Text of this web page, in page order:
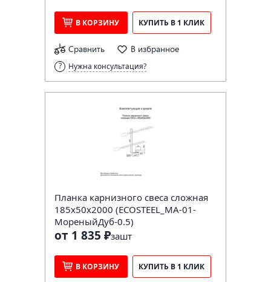
В КОРЗИНУ КУПИТЬ В 1 КЛИК
Сравнить В избранное
Нужна консультация?
Планка карнизного свеса сложная
185х50х2000 (ECOSTEEL_MA-01-
МореныйДуб-0.5)
от 1 835 ₽зашт
В КОРЗИНУ КУПИТЬ В 1 КЛИК